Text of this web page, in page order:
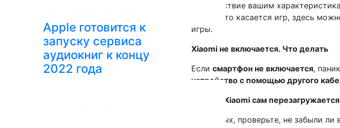
соответствие вашим
обоев. Что касается игр, здесь
игры.
Xiaomi не включается. Что делать
Если смартфон не включается,
устройство с помощью другого
Почему Xiaomi сам перезагружается
Во-первых, проверьте, не забыли
Apple готовится к
запуску сервиса
аудиокниг к концу
2022 года